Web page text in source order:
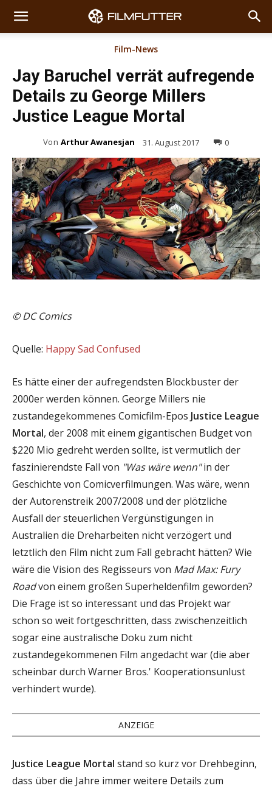
Film-News
Jay Baruchel verrät aufregende
Details zu George Millers
Justice League Mortal
Von Arthur Awanesjan 31. August 2017 0
©DC Comics
Quelle: Happy Sad Confused
Es hätte einer der aufregendsten Blockbuster der
2000er werden können. George Millers nie
zustandegekommenes Comicfilm-Epos Justice League
Mortal, der 2008 mit einem gigantischen Budget von
$220 Mio gedreht werden sollte, ist vermutlich der
faszinierendste Fall von "Was wäre wenn"in der
Geschichte von Comicverfilmungen. Was wäre, wenn
der Autorenstreik 2007/2008 und der plötzliche
Ausfall der steuerlichen Vergünstigungen in
Australien die Dreharbeiten nicht verzögert und
letztlich den Film nicht zum Fall gebracht hätten? Wie
wäre die Vision des Regisseurs von Mad Max: Fury
Roadvon einem großen Superheldenfilm geworden?
Die Frage ist so interessant und das Projekt war
schon so weit fortgeschritten, dass zwischenzeitlich
sogar eine australische Doku zum nicht
zustandegekommenen Film angedacht war (die aber
scheinbar durch Warner Bros.' Kooperationsunlust
verhindert wurde).
ANZEIGE
Justice League Mortal stand so kurz vor Drehbeginn,
dass über die Jahre immer weitere Details zum